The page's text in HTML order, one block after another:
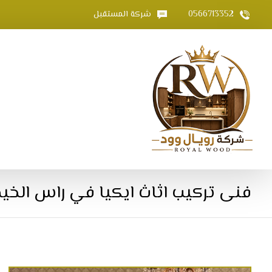
0566713352 شركة المستقبل
فنى تركيب اثاث ايكيا في راس